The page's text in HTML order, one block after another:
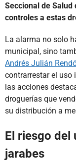
Seccional de Salud
controles a estas
La alarma no solo
municipal, sino
Andrés Julián
contrarrestar el uso
las acciones
droguerías que
su distribución a
El riesgo del
jarabes